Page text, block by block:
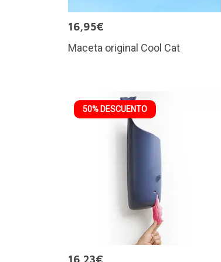
16,95€
Maceta original Cool Cat
50% DESCUENTO
16,23€